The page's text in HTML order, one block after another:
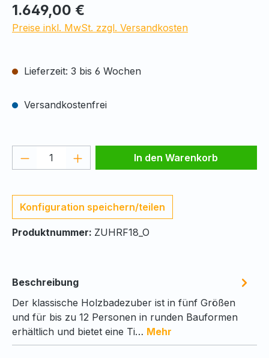
1.649,00 €
Preise inkl. MwSt. zzgl. Versandkosten
Lieferzeit: 3 bis 6 Wochen
Versandkostenfrei
Produkt Anzahl: Gib denIn den Warenkorb
Konfiguration speichern/teilen
Produktnummer: ZUHRF18_O
Beschreibung
Der klassische Holzbadezuber ist in fünf Größen
und für bis zu 12 Personen in runden Bauformen
erhältlich und bietet eine Ti… Mehr